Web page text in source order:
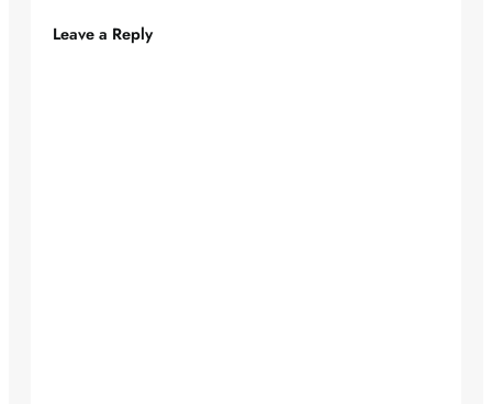
Leave a Reply